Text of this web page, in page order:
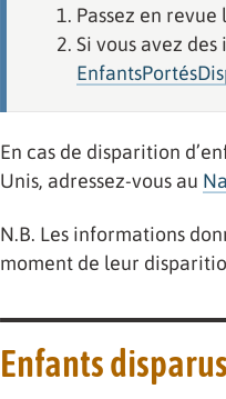
Passez en
Si vous avez
En cas de disparition
Unis, adressez-vous au
N.B. Les informations
moment de leur
Enfants disparus